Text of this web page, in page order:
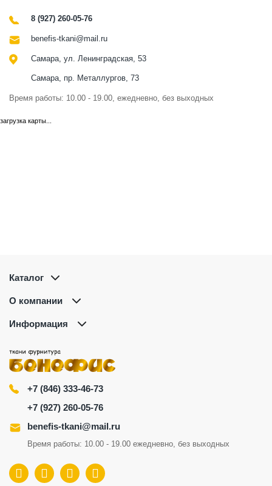
8 (927) 260-05-76
benefis-tkani@mail.ru
Самара, ул. Ленинградская, 53
Самара, пр. Металлургов, 73
Время работы: 10.00 - 19.00, ежедневно, без выходных
загрузка карты...
Каталог
О компании
Информация
+7 (846) 333-46-73
+7 (927) 260-05-76
benefis-tkani@mail.ru
Время работы: 10.00 - 19.00 ежедневно, без выходных